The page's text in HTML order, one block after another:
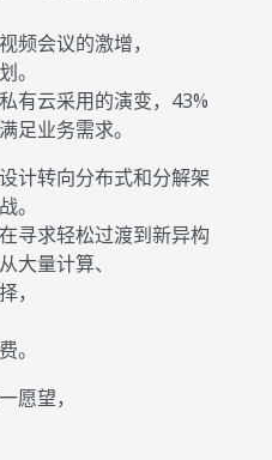
频会议的激增，
。
有云采用的演变，43%
足业务需求。
计转向分布式和分解架
。
寻求轻松过渡到新异构
大量计算、
，
。
愿望，